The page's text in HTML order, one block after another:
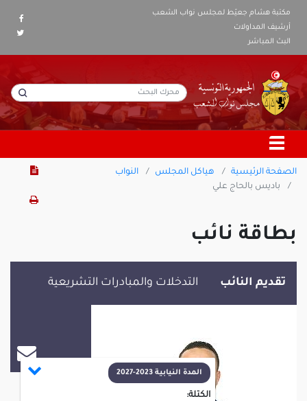
مكتبة هشام جعيّط لمجلس نواب الشعب
أرشيف المداولات
البث المباشر
الصفحة الرئيسية هياكل المجلس
النواب
باديس بالحاج علي
بطاقة نائب
تقديم النائب التدخلات والمبادرات التشريعية
المدة النيابية 2023-2027
الكتلة: